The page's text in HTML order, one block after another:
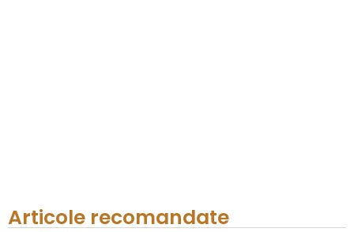
Articole recomandate